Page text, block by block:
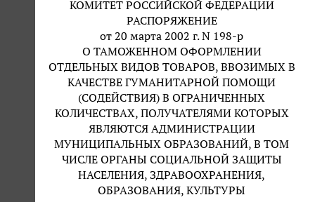
КОМИТЕТ РОССИЙСКОЙ ФЕДЕРАЦИИ
РАСПОРЯЖЕНИЕ
от 20 марта 2002 г. N 198-р
О ТАМОЖЕННОМ ОФОРМЛЕНИИ
ОТДЕЛЬНЫХ ВИДОВ ТОВАРОВ, ВВОЗИМЫХ В
КАЧЕСТВЕ ГУМАНИТАРНОЙ ПОМОЩИ
(СОДЕЙСТВИЯ) В ОГРАНИЧЕННЫХ
КОЛИЧЕСТВАХ, ПОЛУЧАТЕЛЯМИ КОТОРЫХ
ЯВЛЯЮТСЯ АДМИНИСТРАЦИИ
МУНИЦИПАЛЬНЫХ ОБРАЗОВАНИЙ, В ТОМ
ЧИСЛЕ ОРГАНЫ СОЦИАЛЬНОЙ ЗАЩИТЫ
НАСЕЛЕНИЯ, ЗДРАВООХРАНЕНИЯ,
ОБРАЗОВАНИЯ, КУЛЬТУРЫ